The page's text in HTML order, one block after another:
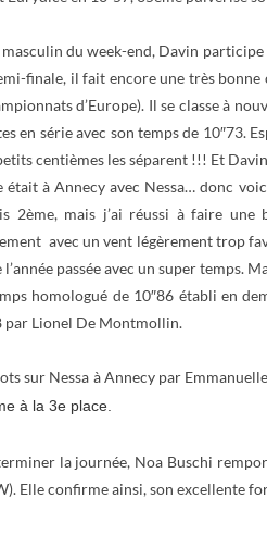
du week-end, Davin
finale, il fait encore une très
d’Europe). Il se classe à
en série avec son temps de 10″73.
centièmes les séparent !!! Et
était à Annecy avec Nessa… donc
2ème, mais j’ai réussi à faire
avec un vent légèrement trop
passée avec un super temps.
homologué de 10″86 établi en
par Lionel De Montmollin.
sur Nessa à Annecy par
à la 3e place.
la journée, Noa Buschi
Elle confirme ainsi, son excellente